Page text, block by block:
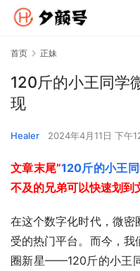
首页 正妹
120斤的小王同学
现
Healer 2024年4月11日 下午
文章末尾”120斤的小王
不及的兄弟可以快速划到
在这个数字化时代，微
受的热门平台。而今，
圈新星——120斤的小王